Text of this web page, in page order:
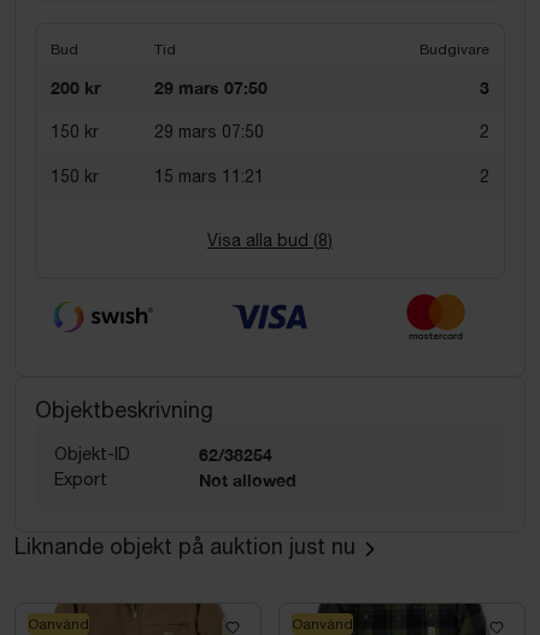
Bud Tid Budgivare
200 kr 29 mars 07:50 3
150 kr 29 mars 07:50 2
150 kr 15 mars 11:21 2
Visa alla bud (8)
Objektbeskrivning
Objekt-ID 62/38254
Export Not allowed
Liknande objekt på auktion just nu
Oanvänd Oanvänd